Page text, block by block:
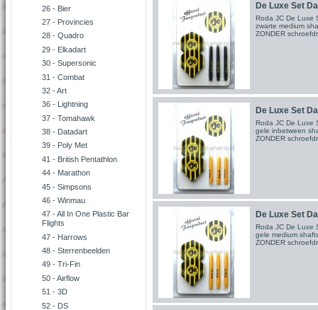
26 - Bier
27 - Provincies
28 - Quadro
29 - Elkadart
30 - Supersonic
31 - Combat
32 - Art
36 - Lightning
37 - Tomahawk
38 - Datadart
39 - Poly Met
41 - British Pentathlon
44 - Marathon
45 - Simpsons
46 - Winmau
47 - All In One Plastic Bar
Flights
47 - Harrows
48 - Sterrenbeelden
49 - Tri-Fin
50 - Airflow
51 - 3D
52 - DS
De Luxe Set
Roda JC De Luxe
zwarte medium
ZONDER
De Luxe Set
Roda JC De Luxe
gele inbetween
ZONDER
De Luxe Set
Roda JC De Luxe
gele medium
ZONDER